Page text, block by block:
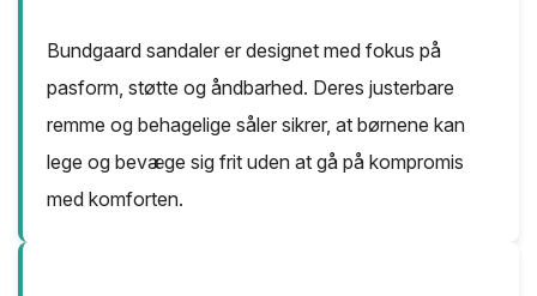
Bundgaard sandaler er designet med fokus på
pasform, støtte og åndbarhed. Deres justerbare
remme og behagelige såler sikrer, at børnene kan
lege og bevæge sig frit uden at gå på kompromis
med komforten.